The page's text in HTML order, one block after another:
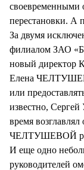
своевременными
перестановки. А
За двумя
филиалом ЗАО
новый
Елена
или
известно,
время
ЧЕЛТУШЕВОЙ
И еще одно
руководителей